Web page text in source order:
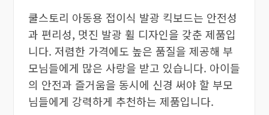
쿨스토리 아동용 접이식 발광 킥보드는 안전성
과 편리성, 멋진 발광 휠 디자인을 갖춘 제품입
니다. 저렴한 가격에도 높은 품질을 제공해 부
모님들에게 많은 사랑을 받고 있습니다. 아이들
의 안전과 즐거움을 동시에 신경 써야 할 부모
님들에게 강력하게 추천하는 제품입니다.